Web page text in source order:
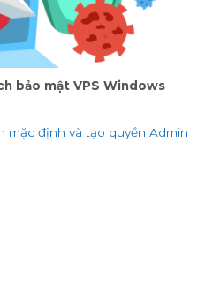
bảo mật VPS Windows
mặc định và tạo quyền Admin